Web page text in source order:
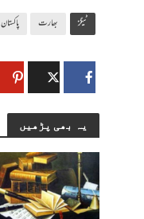
ٹیگز بھارت پاکستان
یہ بھی پڑھیں